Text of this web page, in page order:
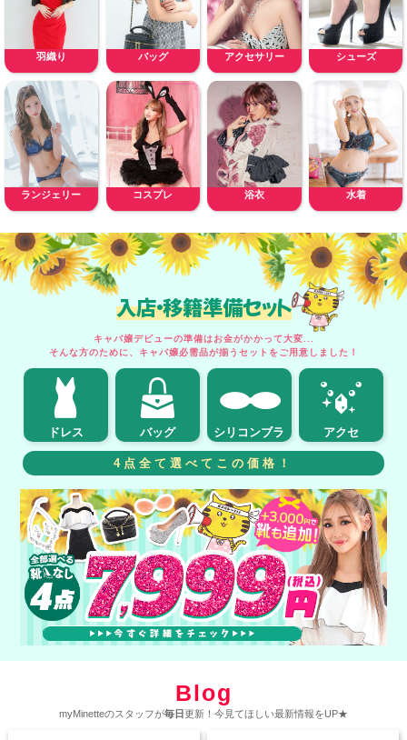
羽織り バッグ アクセサリー シューズ
ランジェリー コスプレ 浴衣 水着
入店・移籍準備セット
キャバ嬢デビューの準備はお金がかかって大変...
そんな方のために、キャバ嬢必需品が揃うセットをご用意しました！
ドレス バッグ シリコンブラ アクセ
4点全て選べてこの価格！
Blog
myMinetteのスタッフが毎日更新！今見てほしい最新情報をUP★